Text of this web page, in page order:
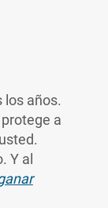
los años.
a
Y al